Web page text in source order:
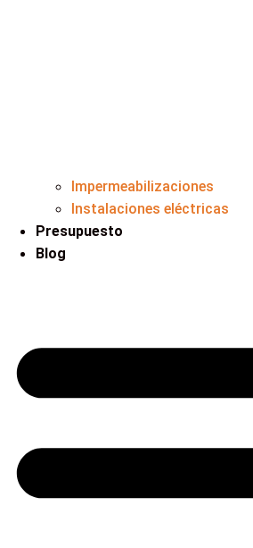
Impermeabilizaciones
Instalaciones eléctricas
Presupuesto
Blog